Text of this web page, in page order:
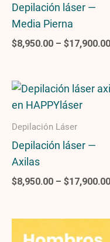
Depilación láser —
Media Pierna
$8,950.00 – $17,900.00
Depilación Láser
Depilación láser —
Axilas
$8,950.00 – $17,900.00